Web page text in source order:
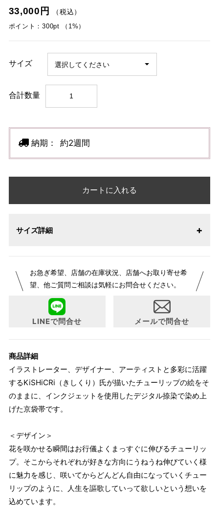
33,000円
（税込）
ポイント：300pt （1%）
サイズ
合計数量
納期： 約2週間
カートに入れる
サイズ詳細
お急ぎ希望、店舗の在庫状況、店舗へお取り寄せ希
望、他ご質問ご相談は気軽にお問合せください。
LINEで問合せ メールで問合せ
商品詳細
イラストレーター、デザイナー、アーティストと多彩に活躍
するKiSHiCRi（きしくり）氏が描いたチューリップの絵をそ
のままに、インクジェットを使用したデジタル捺染で染め上
げた京袋帯です。
＜デザイン＞
花を咲かせる瞬間はお行儀よくまっすぐに伸びるチューリッ
プ。そこからそれぞれが好きな方向にうねうね伸びていく様
に魅力を感じ、咲いてからどんどん自由になっていくチュー
リップのように、人生を謳歌していって欲しいという想いを
込めています。